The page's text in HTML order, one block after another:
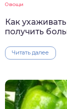
Овощи
Как
получить
Читать далее